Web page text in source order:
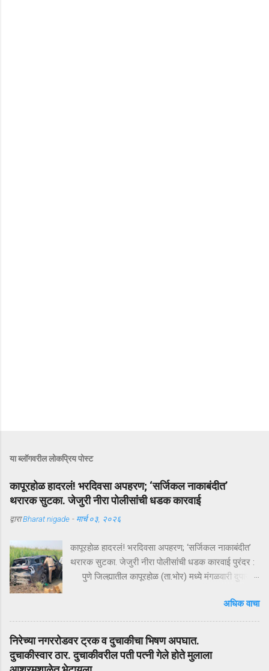
या ब्लॉगवरील लोकप्रिय पोस्ट
कापूरहोळ हादरलं! भरदिवसा अपहरण; ‘सर्जिकल नाकाबंदीत’
थरारक सुटका. जेजुरी नीरा पोलीसांंची धडक कारवाई
द्वाराBharat nigade - मार्च ०३, २०२६
कापूरहोळ हादरलं! भरदिवसा अपहरण; ‘सर्जिकल नाकाबंदीत’
थरारक सुटका. जेजुरी नीरा पोलीसांंची धडक कारवाई पुरंदर :
पुणे जिल्ह्यातील कापूरहोळ (ता.भोर) मध्ये मंगळवारी दुपारी
अक्षरशः हादरवून सोडलं. एका नामांकित व्यापाऱ्याच्या १८ वर्षीय
मुलाला भरदिवसा काळ्या XUVमधून जबरदस्तीने उचलून
नेण्यात आलं आणि काही क्षणांत गावात भीतीचं सावट दाटून
आलं. पण काही तासांतच पोलिसांनी उभारलेल्या ‘सर्जिकल
नाकाबंदी’मुळे चित्र पालटलं—आणि युवकाची सुखरूप सुटका
अधिक वाचा
निरेच्या नगररोडवर ट्रक व दुचाकीचा भिषण अपघात.
दुचाकीस्वार ठार. दुचाकीवरील पती पत्नी गेले होते मुलाला